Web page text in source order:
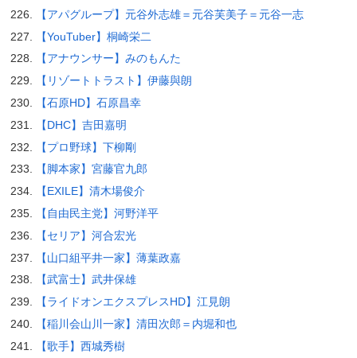
【アパグループ】元谷外志雄＝元谷芙美子＝元谷一志
【YouTuber】桐崎栄二
【アナウンサー】みのもんた
【リゾートトラスト】伊藤與朗
【石原HD】石原昌幸
【DHC】吉田嘉明
【プロ野球】下柳剛
【脚本家】宮藤官九郎
【EXILE】清木場俊介
【自由民主党】河野洋平
【セリア】河合宏光
【山口組平井一家】薄葉政嘉
【武富士】武井保雄
【ライドオンエクスプレスHD】江見朗
【稲川会山川一家】清田次郎＝内堀和也
【歌手】西城秀樹